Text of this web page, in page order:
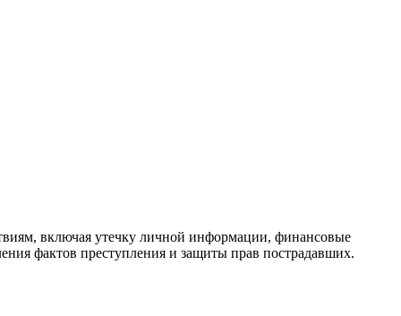
включая утечку личной информации, финансовые
фактов преступления и защиты прав пострадавших.